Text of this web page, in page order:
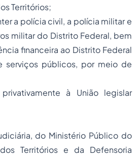
Territórios;
a polícia civil, a polícia militar e
militar do Distrito Federal, bem
financeira ao Distrito Federal
serviços públicos, por meio de
à União legislar
do Ministério Público do
Territórios e da Defensoria